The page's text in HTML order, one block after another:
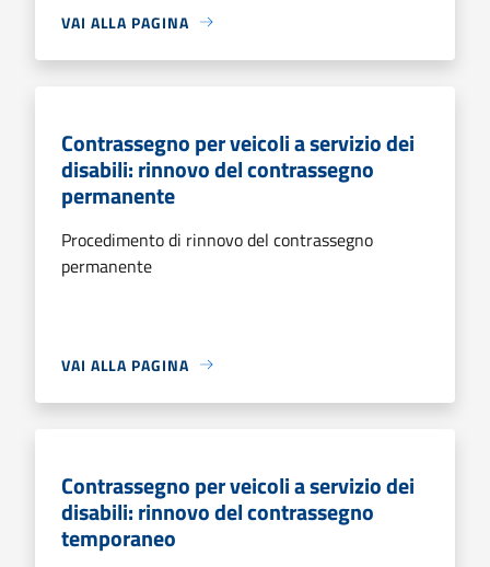
VAI ALLA PAGINA
Contrassegno per veicoli a servizio dei
disabili: rinnovo del contrassegno
permanente
Procedimento di rinnovo del contrassegno
permanente
VAI ALLA PAGINA
Contrassegno per veicoli a servizio dei
disabili: rinnovo del contrassegno
temporaneo